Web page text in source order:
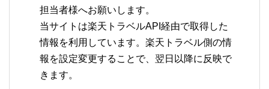
担当者様へお願いします。
当サイトは楽天トラベルAPI経由で取得した
情報を利用しています。楽天トラベル側の情
報を設定変更することで、翌日以降に反映で
きます。